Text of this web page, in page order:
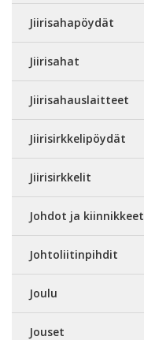
Jiirisahapöydät
Jiirisahat
Jiirisahauslaitteet
Jiirisirkkelipöydät
Jiirisirkkelit
Johdot ja kiinnikkeet
Johtoliitinpihdit
Joulu
Jouset